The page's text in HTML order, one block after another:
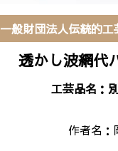
一般財団法人伝統的
透かし波網代
工芸品名：
作者名：